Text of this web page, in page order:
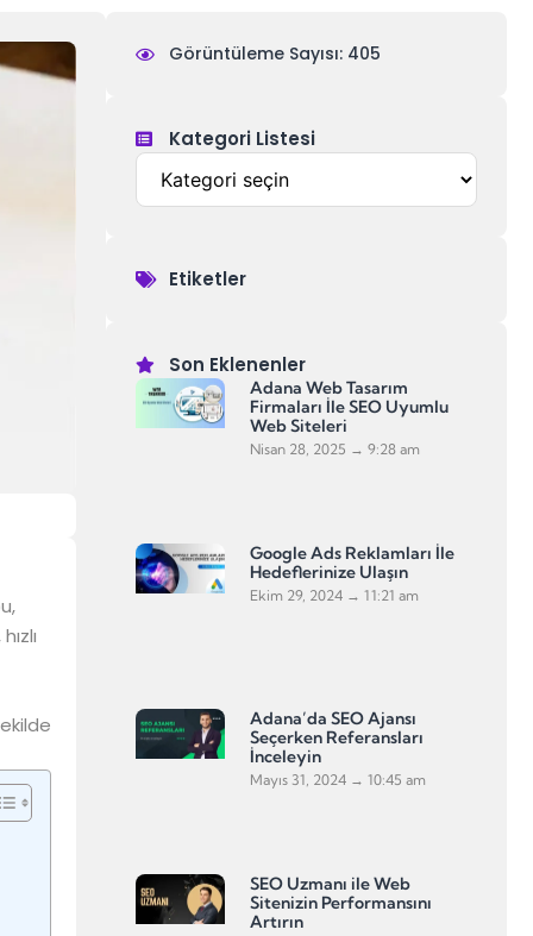
Görüntüleme Sayısı: 405
Kategori Listesi
Etiketler
Son Eklenenler
Adana Web Tasarım
Firmaları İle SEO Uyumlu
Web Siteleri
Nisan 28, 2025 9:28 am
Google Ads Reklamları İle
Hedeflerinize Ulaşın
Ekim 29, 2024 11:21 am
Adana’da SEO Ajansı
Seçerken Referansları
İnceleyin
Mayıs 31, 2024 10:45 am
SEO Uzmanı ile Web
Sitenizin Performansını
Artırın